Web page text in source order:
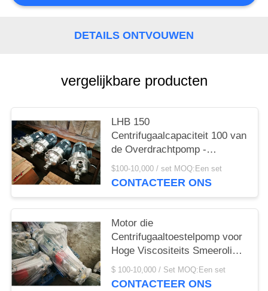
DETAILS ONTVOUWEN
vergelijkbare producten
LHB 150
Centrifugaalcapaciteit 100 van
de Overdrachtpomp -
Centrifugaal het Mengen zich
van 200T/D Pomp
$100-10,000 / set MOQ:Een set
CONTACTEER ONS
Motor die
Centrifugaaltoestelpomp voor
Hoge Viscositeits Smeerolie
in werking stellen
$ 100-10,000 / Set MOQ:Een set
CONTACTEER ONS